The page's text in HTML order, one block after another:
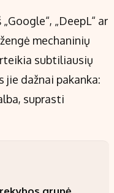
„DeepL“ ar
mechaninių
subtiliausių
jie dažnai pakanka:
suprasti